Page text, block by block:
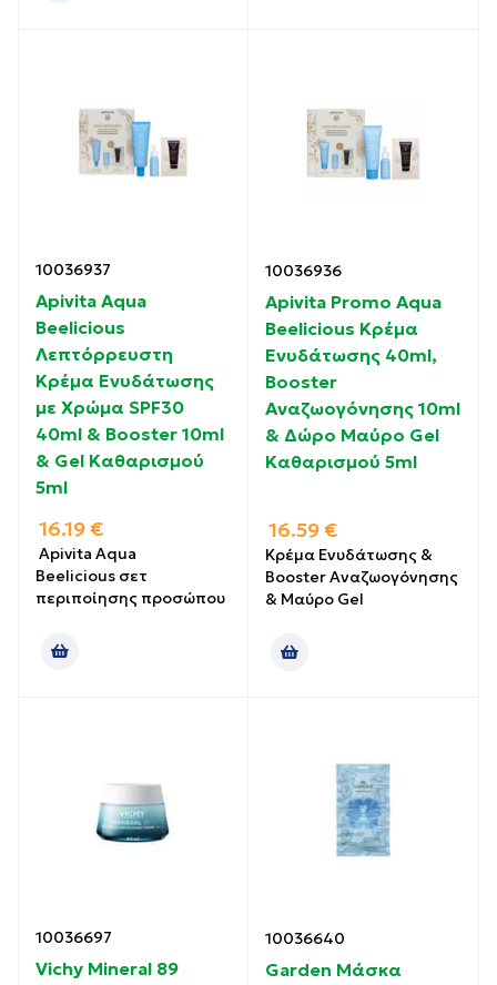
10036937
Apivita Aqua
Beelicious
Λεπτόρρευστη
Kρέμα Ενυδάτωσης
με Χρώμα SPF30
40ml & Booster 10ml
& Gel Καθαρισμού
5ml
16.19 €
Apivita Aqua
Beelicious σετ
περιποίησης προσώπου
10036936
Apivita Promo Aqua
Beelicious Κρέμα
Ενυδάτωσης 40ml,
Booster
Αναζωογόνησης 10ml
& Δώρο Μαύρο Gel
Καθαρισμού 5ml
16.59 €
Κρέμα Ενυδάτωσης &
Booster Αναζωογόνησης
& Μαύρο Gel
10036697
Vichy Mineral 89
10036640
Garden Μάσκα